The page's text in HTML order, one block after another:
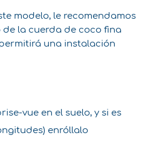
modelo, le recomendamos
de la cuerda de coco fina
una instalación
vue en el suelo, y si es
enróllalo